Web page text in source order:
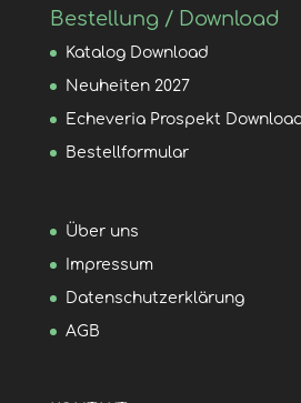
Bestellung / Download
Katalog Download
Neuheiten 2027
Echeveria Prospekt
Bestellformular
Über uns
Impressum
Datenschutzerklärung
AGB